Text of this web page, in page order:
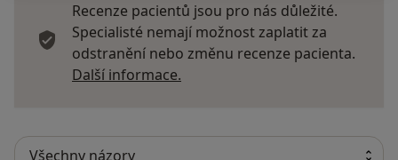
Recenze pacientů jsou pro nás důležité.
Specialisté nemají možnost zaplatit za
odstranění nebo změnu recenze pacienta.
Další informace.